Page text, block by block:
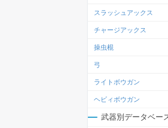
スラッシュアックス
チャージアックス
操虫棍
弓
ライトボウガン
ヘビィボウガン
武器別データベー